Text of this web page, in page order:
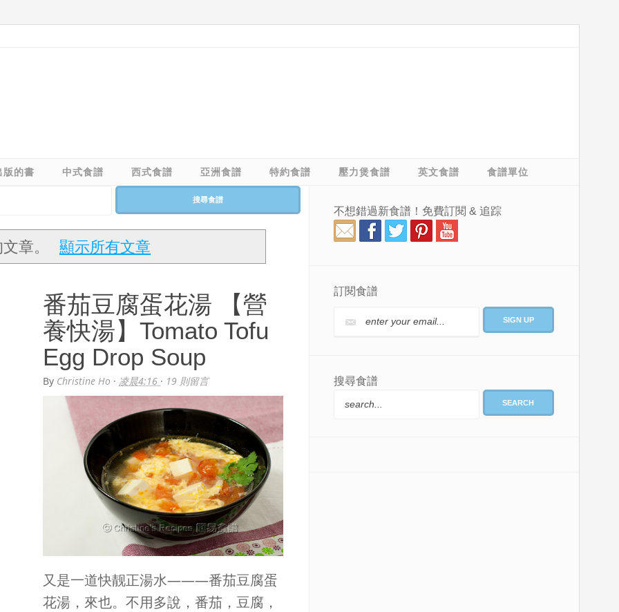
版的書 中式食譜 西式食譜 亞洲食譜 特約食譜 壓力煲食譜 英文食譜 食譜單位
搜尋食譜
章。 顯示所有文章
番茄豆腐蛋花湯 【營
養快湯】Tomato Tofu
Egg Drop Soup
By Christine Ho · 凌晨4:16 · 19 則留言
又是一道快靓正湯水———番茄豆腐蛋
花湯，來也。不用多說，番茄，豆腐，
不想錯過新食譜！免費訂閱 & 追踪
訂閱食譜
搜尋食譜
SEARCH